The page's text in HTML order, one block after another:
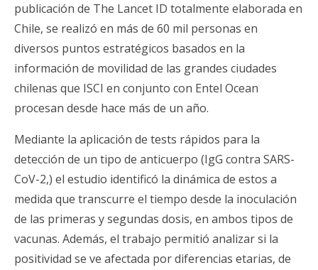
publicación de The Lancet ID totalmente elaborada en
Chile, se realizó en más de 60 mil personas en
diversos puntos estratégicos basados en la
información de movilidad de las grandes ciudades
chilenas que ISCI en conjunto con Entel Ocean
procesan desde hace más de un año.
Mediante la aplicación de tests rápidos para la
detección de un tipo de anticuerpo (IgG contra SARS-
CoV-2,) el estudio identificó la dinámica de estos a
medida que transcurre el tiempo desde la inoculación
de las primeras y segundas dosis, en ambos tipos de
vacunas. Además, el trabajo permitió analizar si la
positividad se ve afectada por diferencias etarias, de